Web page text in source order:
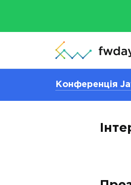
Конференція